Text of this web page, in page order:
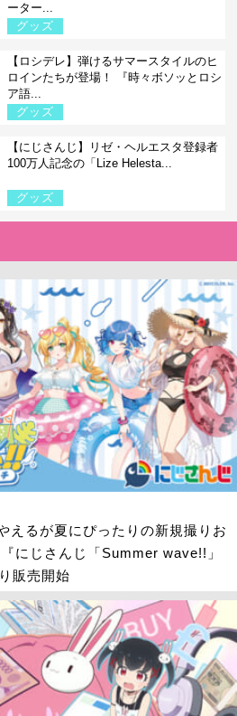
ーター...
グッズ
【ロシデレ】弾けるサマースタイルのヒ
ロインたちが登場！ 『時々ボソッとロシ
ア語...
グッズ
【にじさんじ】リゼ・ヘルエスタ登録者
100万人記念の「Lize Helesta...
グッズ
えるが夏にぴったりの新規撮りお
にじさんじ「Summer wave!!」
販売開始